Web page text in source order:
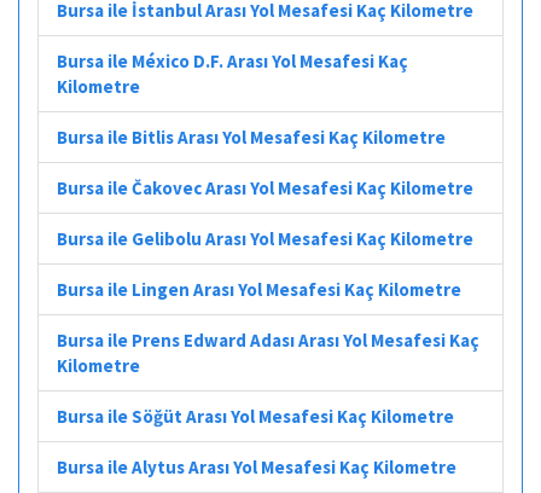
Bursa ile İstanbul Arası Yol Mesafesi Kaç Kilometre
Bursa ile México D.F. Arası Yol Mesafesi Kaç
Kilometre
Bursa ile Bitlis Arası Yol Mesafesi Kaç Kilometre
Bursa ile Čakovec Arası Yol Mesafesi Kaç Kilometre
Bursa ile Gelibolu Arası Yol Mesafesi Kaç Kilometre
Bursa ile Lingen Arası Yol Mesafesi Kaç Kilometre
Bursa ile Prens Edward Adası Arası Yol Mesafesi Kaç
Kilometre
Bursa ile Söğüt Arası Yol Mesafesi Kaç Kilometre
Bursa ile Alytus Arası Yol Mesafesi Kaç Kilometre